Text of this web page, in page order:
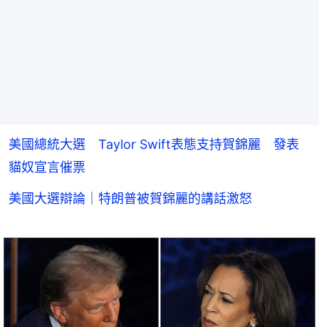
美國總統大選 Taylor Swift表態支持賀錦麗 發表
貓奴宣言催票
美國大選辯論｜特朗普被賀錦麗的講話激怒